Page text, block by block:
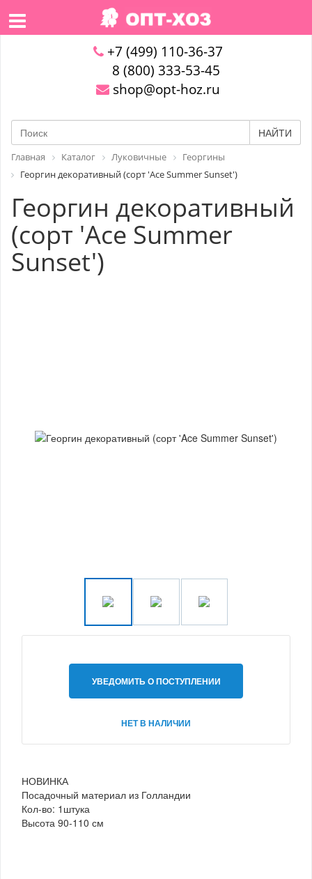
+7 (499) 110-36-37
8 (800) 333-53-45
shop@opt-hoz.ru
НАЙТИ
Главная Каталог Луковичные
Георгины
Георгин декоративный (сорт 'Ace Summer Sunset')
Георгин декоративный
(сорт 'Ace Summer
Sunset')
УВЕДОМИТЬ О ПОСТУПЛЕНИИ
НЕТ В НАЛИЧИИ
НОВИНКА
Посадочный материал из Голландии
Кол-во: 1штука
Высота 90-110 см